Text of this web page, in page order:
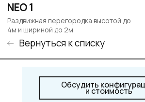
NEO 1
Раздвижная перегородка высотой до
4м и шириной до 2м
Вернуться к списку
Обсудить
и стоимость